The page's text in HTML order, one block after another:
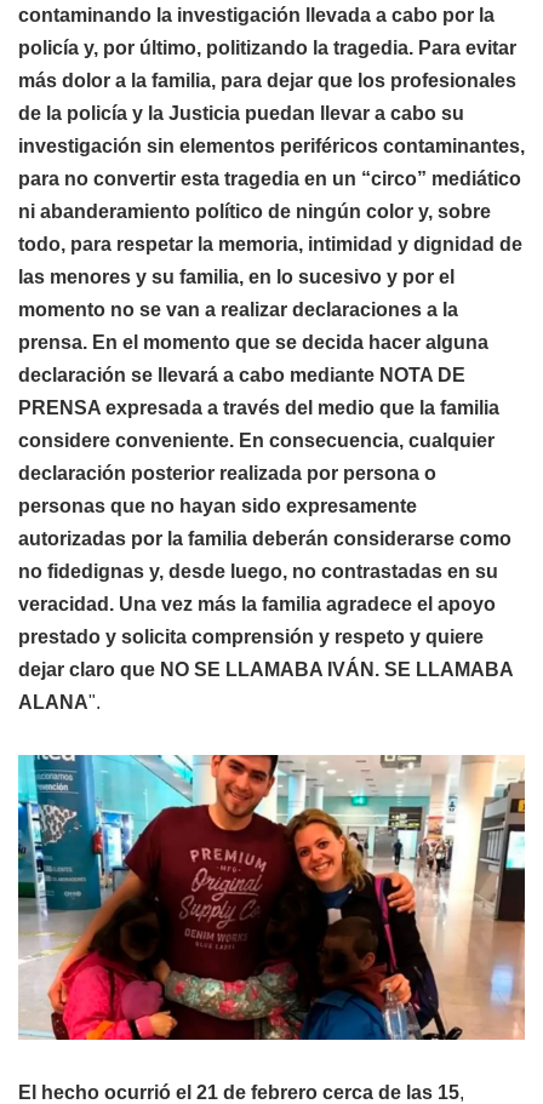
contaminando la investigación llevada a cabo por la
policía y, por último, politizando la tragedia. Para evitar
más dolor a la familia, para dejar que los profesionales
de la policía y la Justicia puedan llevar a cabo su
investigación sin elementos periféricos contaminantes,
para no convertir esta tragedia en un “circo” mediático
ni abanderamiento político de ningún color y, sobre
todo, para respetar la memoria, intimidad y dignidad de
las menores y su familia, en lo sucesivo y por el
momento no se van a realizar declaraciones a la
prensa. En el momento que se decida hacer alguna
declaración se llevará a cabo mediante NOTA DE
PRENSA expresada a través del medio que la familia
considere conveniente. En consecuencia, cualquier
declaración posterior realizada por persona o
personas que no hayan sido expresamente
autorizadas por la familia deberán considerarse como
no fidedignas y, desde luego, no contrastadas en su
veracidad. Una vez más la familia agradece el apoyo
prestado y solicita comprensión y respeto y quiere
dejar claro que NO SE LLAMABA IVÁN. SE LLAMABA
ALANA".
El hecho ocurrió el 21 de febrero cerca de las 15,